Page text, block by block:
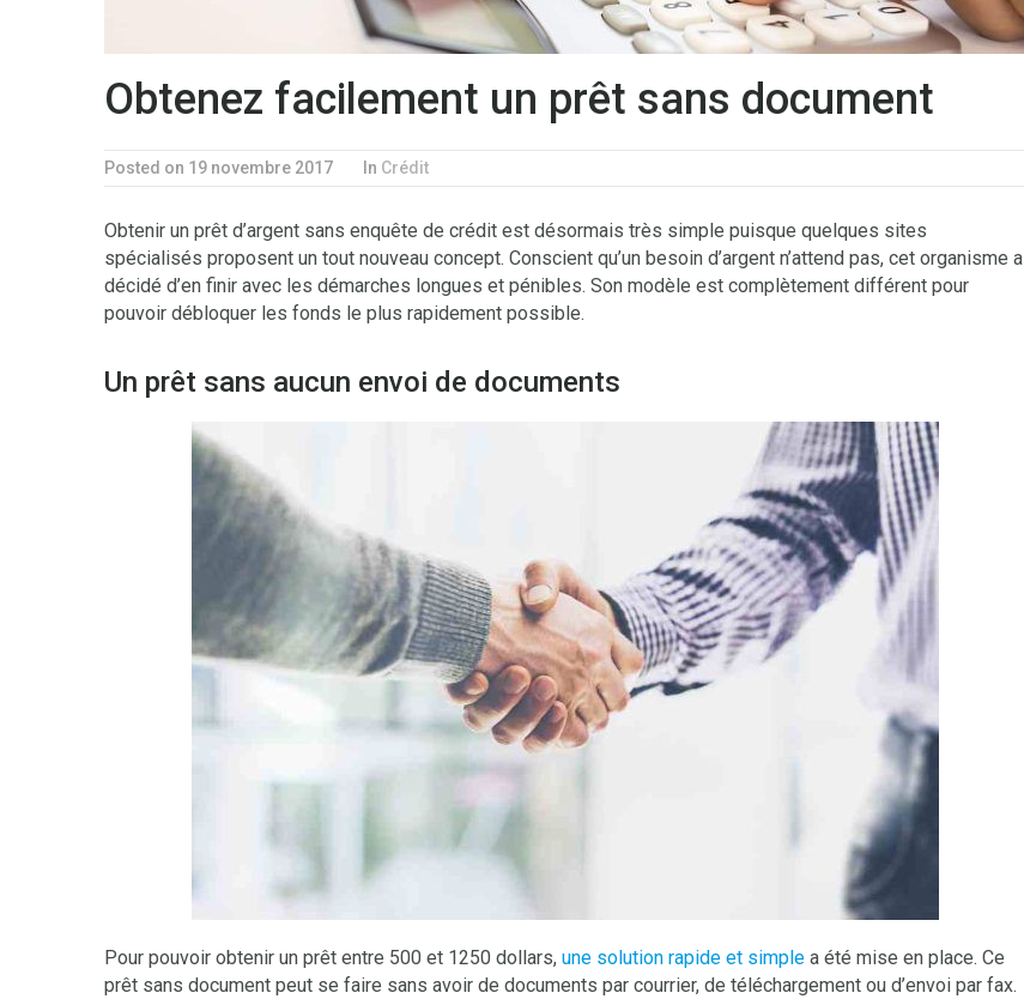
Obtenez facilement un prêt sans document
Posted on 19 novembre 2017 In Crédit
Obtenir un prêt d’argent sans enquête de crédit est désormais très simple puisque quelques sites
spécialisés proposent un tout nouveau concept. Conscient qu’un besoin d’argent n’attend pas, cet organisme a
décidé d’en finir avec les démarches longues et pénibles. Son modèle est complètement différent pour
pouvoir débloquer les fonds le plus rapidement possible.
Un prêt sans aucun envoi de documents
Pour pouvoir obtenir un prêt entre 500 et 1250 dollars, une solution rapide et simple a été mise en place. Ce
prêt sans document peut se faire sans avoir de documents par courrier, de téléchargement ou d’envoi par fax.